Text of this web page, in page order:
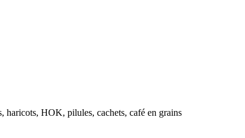
haricots, HOK, pilules, cachets, café en grains